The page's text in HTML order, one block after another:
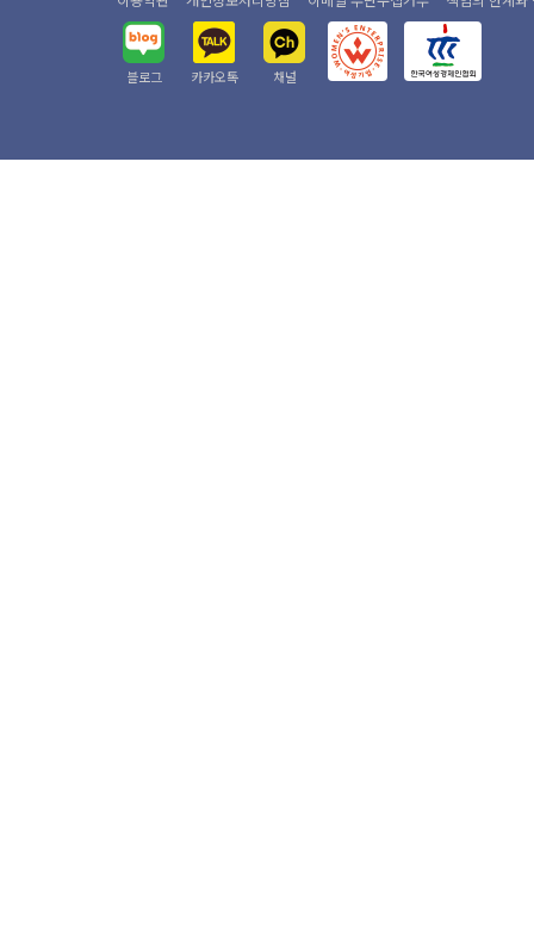
블로그 카카오톡 채널